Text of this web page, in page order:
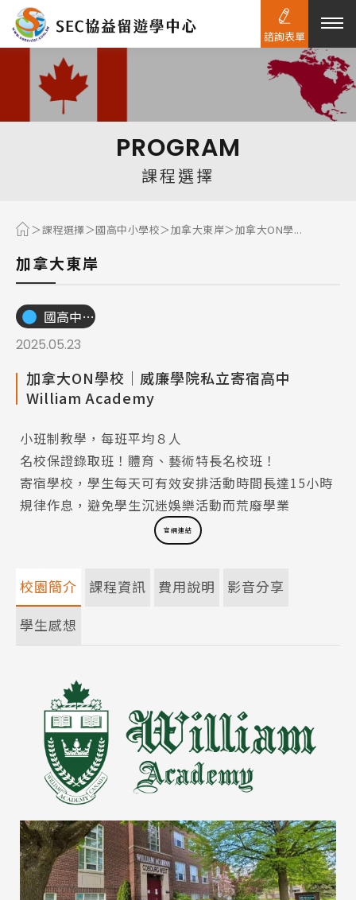
熱門搜尋：
PROGRAM
課程選擇
課程選擇 國高中小學校 加拿大東岸 加拿大ON學...
加拿大東岸
國高中小學校
2025.05.23
加拿大ON學校│威廉學院私立寄宿高中
William Academy
小班制教學，每班平均８人
名校保證錄取班！體育、藝術特長名校班！
寄宿學校，學生每天可有效安排活動時間長達15小時
規律作息，避免學生沉迷娛樂活動而荒廢學業
官網連結
校園簡介 課程資訊 費用說明
影音分享
學生感想
諮詢表單